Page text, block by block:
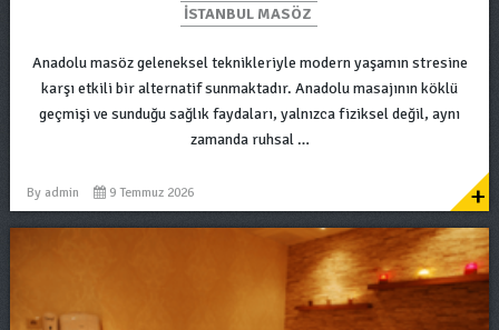
ISTANBUL MASÖZ
Anadolu masöz geleneksel teknikleriyle modern yaşamın stresine
karşı etkili bir alternatif sunmaktadır. Anadolu masajının köklü
geçmişi ve sunduğu sağlık faydaları, yalnızca fiziksel değil, aynı
zamanda ruhsal …
By admin 9 Temmuz 2026 +